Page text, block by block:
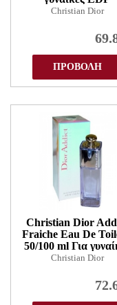
Christian Dior
ΠΡΟΒΟΛΗ
Christian Dior
Fraiche Eau De
50/100 ml Για
Christian Dior